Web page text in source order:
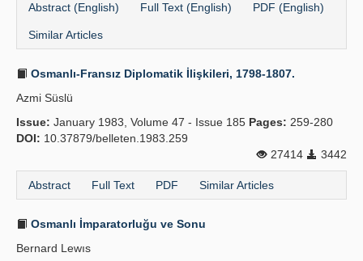
Abstract (English) Full Text (English) PDF (English)
Similar Articles
Osmanlı-Fransız Diplomatik İlişkileri, 1798-1807.
Azmi Süslü
Issue: January 1983, Volume 47 - Issue 185 Pages: 259-280
DOI: 10.37879/belleten.1983.259
27414
3442
Abstract Full Text PDF Similar Articles
Osmanlı İmparatorluğu ve Sonu
Bernard Lewıs